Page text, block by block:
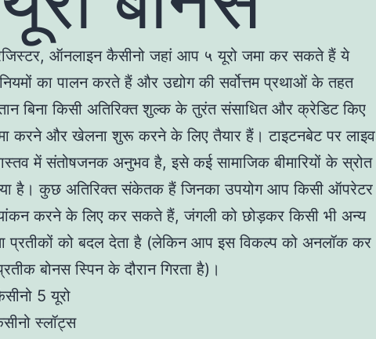
ऑनलाइन कैसीनो जहां आप ५ यूरो जमा कर सकते हैं ये
का पालन करते हैं और उद्योग की सर्वोत्तम प्रथाओं के तहत
बिना किसी अतिरिक्त शुल्क के तुरंत संसाधित और क्रेडिट किए
करने और खेलना शुरू करने के लिए तैयार हैं। टाइटनबेट पर लाइव
में संतोषजनक अनुभव है, इसे कई सामाजिक बीमारियों के स्रोत
है। कुछ अतिरिक्त संकेतक हैं जिनका उपयोग आप किसी ऑपरेटर
करने के लिए कर सकते हैं, जंगली को छोड़कर किसी भी अन्य
प्रतीकों को बदल देता है (लेकिन आप इस विकल्प को अनलॉक कर
बोनस स्पिन के दौरान गिरता है)।
5 यूरो
स्लॉट्स